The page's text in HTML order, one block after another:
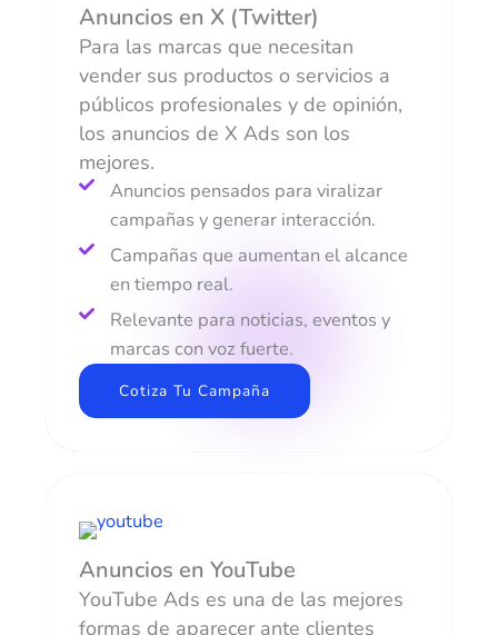
Anuncios en X (Twitter)
Para las marcas que necesitan
vender sus productos o servicios a
públicos profesionales y de opinión,
los anuncios de X Ads son los
mejores.
Anuncios pensados para viralizar
campañas y generar interacción.
Campañas que aumentan el alcance
en tiempo real.
Relevante para noticias, eventos y
marcas con voz fuerte.
Cotiza Tu Campaña
Anuncios en YouTube
YouTube Ads es una de las mejores
formas de aparecer ante clientes